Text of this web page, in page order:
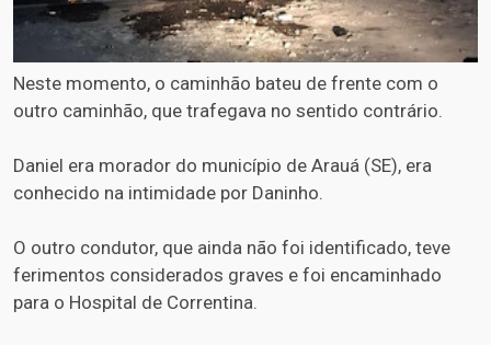
Neste momento, o caminhão bateu de frente com o
outro caminhão, que trafegava no sentido contrário.
Daniel era morador do município de Arauá (SE), era
conhecido na intimidade por Daninho.
O outro condutor, que ainda não foi identificado, teve
ferimentos considerados graves e foi encaminhado
para o Hospital de Correntina.